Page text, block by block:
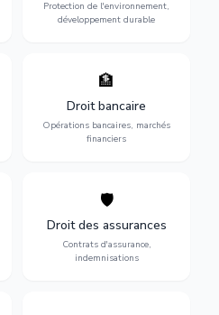
Protection de l'environnement,
développement durable
développement durable.
🏦
Droit bancaire
Opérations bancaires, marchés
financiers
Gestion de vos opérations
financières : contentieux
bancaire, investissements et
régulation.
🛡️
Droit des assurances
Contrats d'assurance,
indemnisations
Défense de vos intérêts :
contrats d'assurance,
sinistres et indemnisations
optimales.